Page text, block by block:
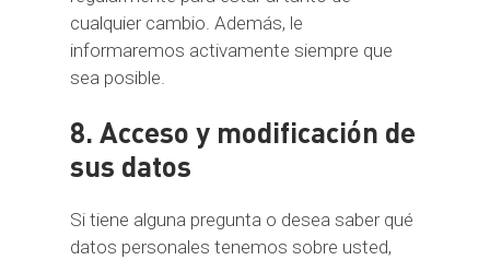
cualquier cambio. Además, le
informaremos activamente siempre que
sea posible.
8. Acceso y modificación de
sus datos
Si tiene alguna pregunta o desea saber qué
datos personales tenemos sobre usted,